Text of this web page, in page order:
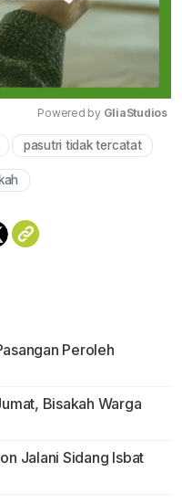
Mute
Powered by GliaStudios
pasutri tidak tercatat
Peroleh
Bisakah Warga
Jalani Sidang Isbat